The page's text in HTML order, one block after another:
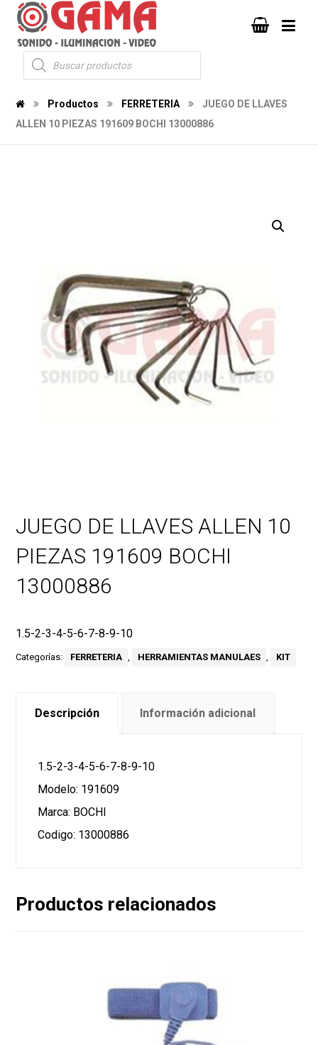
Productos FERRETERIA
JUEGO DE LLAVES
ALLEN 10 PIEZAS 191609 BOCHI 13000886
JUEGO DE LLAVES ALLEN 10
PIEZAS 191609 BOCHI
13000886
1.5-2-3-4-5-6-7-8-9-10
Categorías: FERRETERIA , HERRAMIENTAS MANULAES , KIT
Descripción Información adicional
1.5-2-3-4-5-6-7-8-9-10
Modelo: 191609
Marca: BOCHI
Codigo: 13000886
Productos relacionados